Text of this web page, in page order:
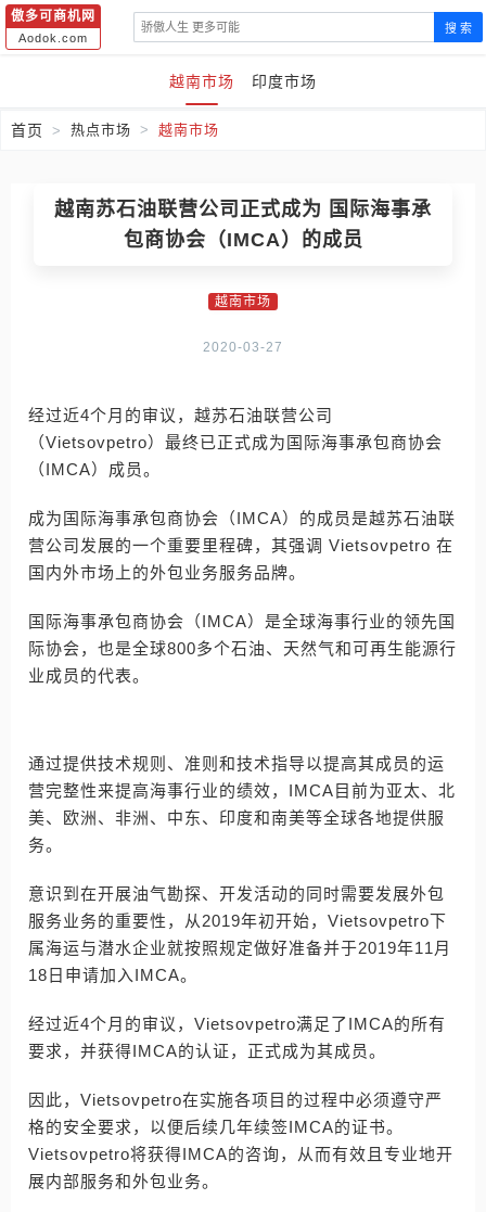
傲多可商机网
Aodok.com
搜 索
越南市场 印度市场
首页 热点市场 越南市场
越南苏石油联营公司正式成为 国际海事承
包商协会（IMCA）的成员
越南市场
2020-03-27
经过近4个月的审议，越苏石油联营公司
（Vietsovpetro）最终已正式成为国际海事承包商协会
（IMCA）成员。
成为国际海事承包商协会（IMCA）的成员是越苏石油联
营公司发展的一个重要里程碑，其强调 Vietsovpetro 在
国内外市场上的外包业务服务品牌。
国际海事承包商协会（IMCA）是全球海事行业的领先国
际协会，也是全球800多个石油、天然气和可再生能源行
业成员的代表。
通过提供技术规则、准则和技术指导以提高其成员的运
营完整性来提高海事行业的绩效，IMCA目前为亚太、北
美、欧洲、非洲、中东、印度和南美等全球各地提供服
务。
意识到在开展油气勘探、开发活动的同时需要发展外包
服务业务的重要性，从2019年初开始，Vietsovpetro下
属海运与潜水企业就按照规定做好准备并于2019年11月
18日申请加入IMCA。
经过近4个月的审议，Vietsovpetro满足了IMCA的所有
要求，并获得IMCA的认证，正式成为其成员。
因此，Vietsovpetro在实施各项目的过程中必须遵守严
格的安全要求，以便后续几年续签IMCA的证书。
Vietsovpetro将获得IMCA的咨询，从而有效且专业地开
展内部服务和外包业务。